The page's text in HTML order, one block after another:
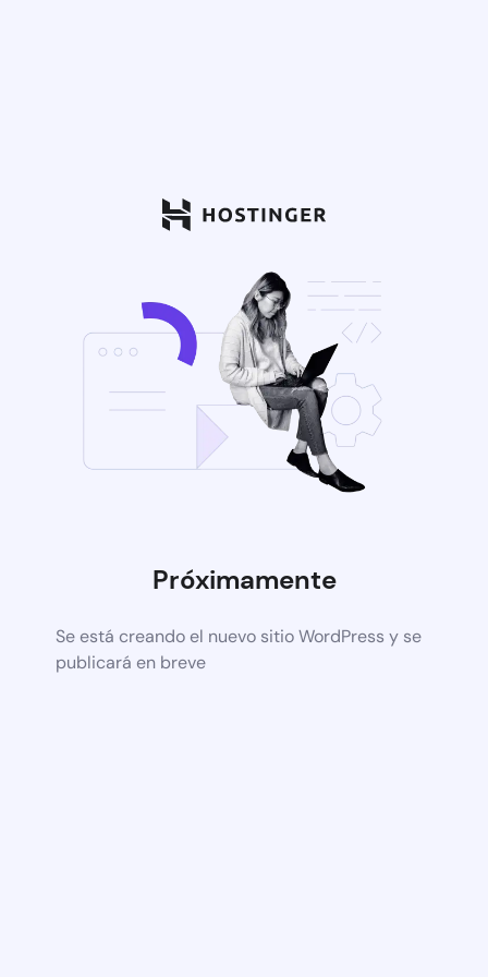
Próximamente
Se está creando el nuevo sitio WordPress y se
publicará en breve